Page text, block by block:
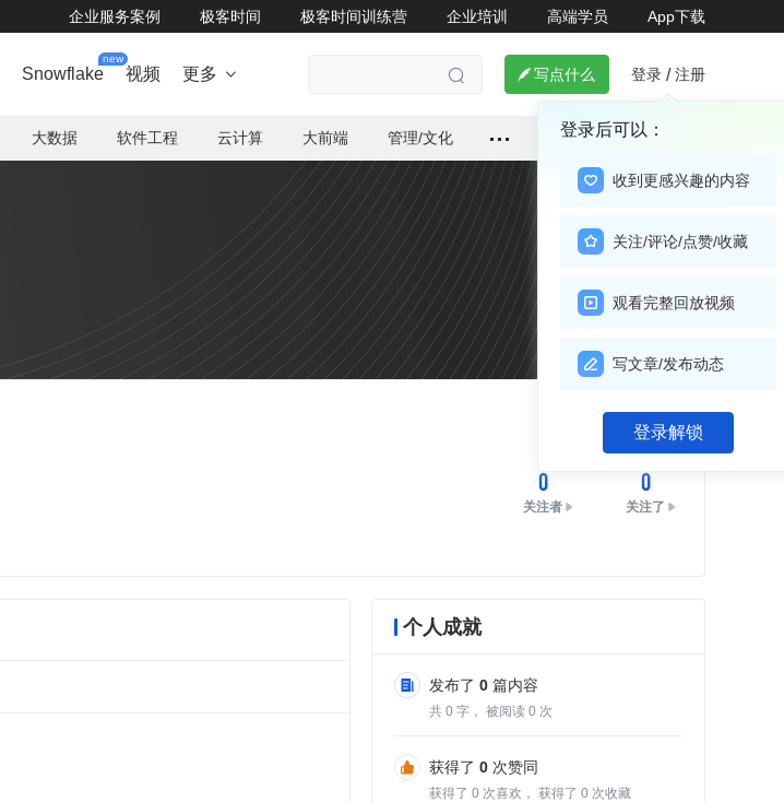
企业服务案例 极客时间 极客时间训练营 企业培训 高端学员 App下载
Snowflake
new
视频 更多    写点什么 登录 / 注册
登录后可以：
收到更感兴趣的内容
关注/评论/点赞/收藏
观看完整回放视频
写文章/发布动态
登录解锁
大数据 软件工程 云计算 大前端 管理/文化
关注
0
关注者
0
关注了
个人成就
发布了 0 篇内容
共 0 字， 被阅读 0 次
获得了 0 次赞同
获得了 0 次喜欢， 获得了 0 次收藏